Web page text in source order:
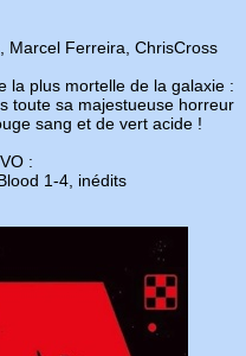
Marcel Ferreira, ChrisCross
la plus mortelle de la galaxie :
toute sa majestueuse horreur
sang et de vert acide !
:
1-4, inédits